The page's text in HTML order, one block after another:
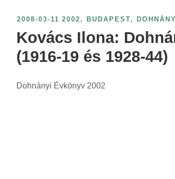
o
:
é
v
s
r
l
á
:
2008-03-11 2002 , BUDAPEST,
Kovács Ilona:
(1916-19 és 1928-44)
Dohnányi Évkönyv 2002